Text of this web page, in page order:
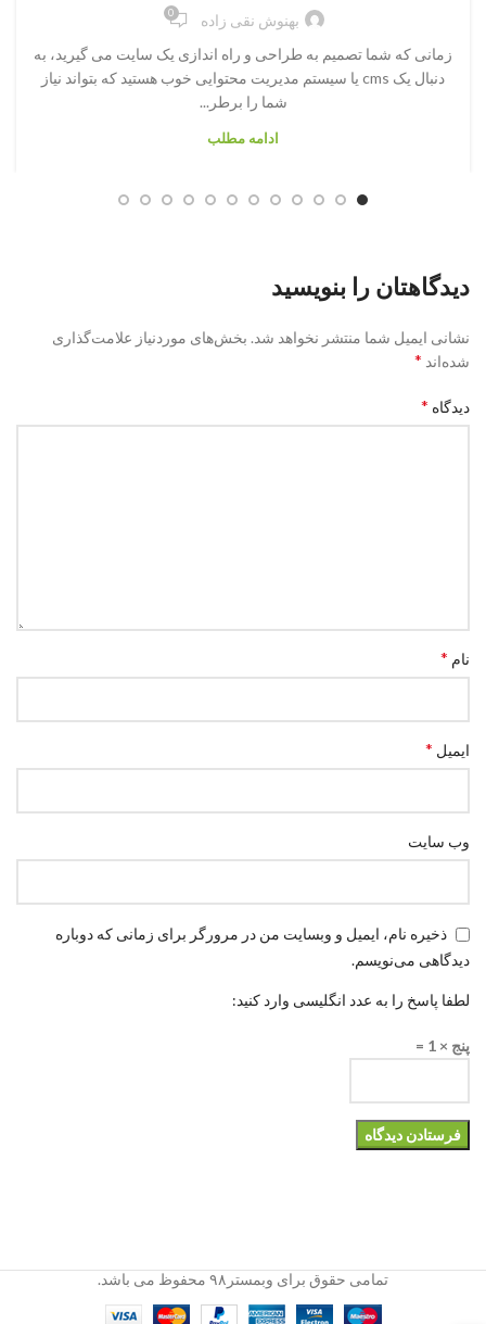
بهنوش نقی زاده 0
زمانی که شما تصمیم به طراحی و راه اندازی یک سایت می گیرید، به
دنبال یک cms یا سیستم مدیریت محتوایی خوب هستید که بتواند نیاز
شما را برطر...
ادامه مطلب
دیدگاهتان را بنویسید
نشانی ایمیل شما منتشر نخواهد شد. بخش‌های موردنیاز علامت‌گذاری
شده‌اند *
دیدگاه *
نام *
ایمیل *
وب‌ سایت
ذخیره نام، ایمیل و وبسایت من در مرورگر برای زمانی که دوباره
دیدگاهی می‌نویسم.
لطفا پاسخ را به عدد انگلیسی وارد کنید:
پنج × 1 =
تمامی حقوق برای وبمستر۹۸ محفوظ می باشد.